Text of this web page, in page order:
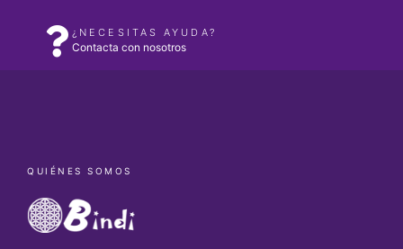
¿NECESITAS AYUDA?
Contacta con nosotros
QUIÉNES SOMOS